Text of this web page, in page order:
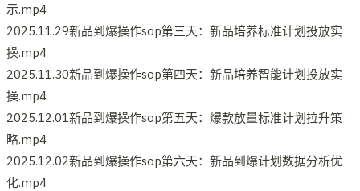
示.mp4
2025.11.29新品到爆操作sop第三天：新品培养标准计划投放实
操.mp4
2025.11.30新品到爆操作sop第四天：新品培养智能计划投放实
操.mp4
2025.12.01新品到爆操作sop第五天：爆款放量标准计划拉升策
略.mp4
2025.12.02新品到爆操作sop第六天：新品到爆计划数据分析优
化.mp4